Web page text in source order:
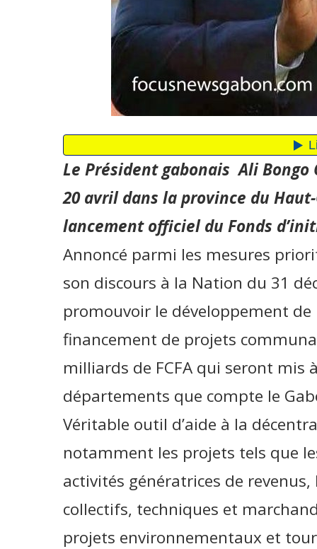
Le Président gabonais Ali
20 avril dans la province du
lancement officiel du Fonds
Annoncé parmi les mesures
son discours à la Nation du 31
promouvoir le développement
financement de projets
milliards de FCFA qui seront mis
départements que compte le
Véritable outil d’aide à la
notamment les projets tels que
activités génératrices de
collectifs, techniques et
projets environnementaux et